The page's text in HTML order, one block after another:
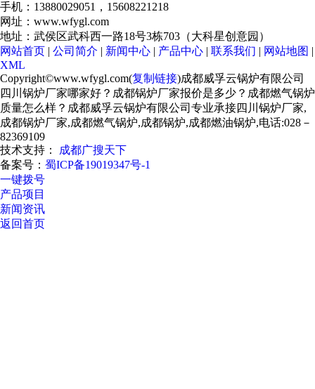
手机：13880029051，15608221218
网址：www.wfygl.com
地址：武侯区武科西一路18号3栋703（大科星创意园）
网站首页 | 公司简介 | 新闻中心 | 产品中心 | 联系我们 | 网站地图 |
XML
Copyright©www.wfygl.com(复制链接)成都威孚云锅炉有限公司
四川锅炉厂家哪家好？成都锅炉厂家报价是多少？成都燃气锅炉
质量怎么样？成都威孚云锅炉有限公司专业承接四川锅炉厂家,
成都锅炉厂家,成都燃气锅炉,成都锅炉,成都燃油锅炉,电话:028－
82369109
技术支持：
成都广搜天下
备案号： 蜀ICP备19019347号-1
一键拨号
产品项目
新闻资讯
返回首页